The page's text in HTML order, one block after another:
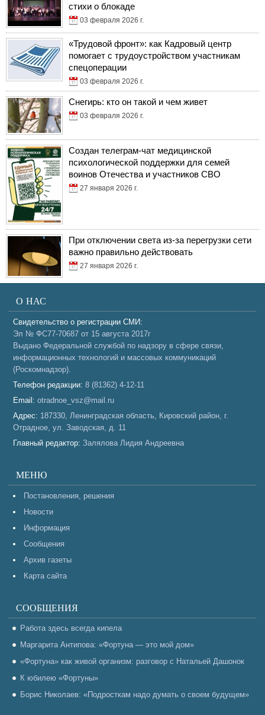
стихи о блокаде
03 февраля 2026 г.
«Трудовой фронт»: как Кадровый центр
помогает с трудоустройством участникам
спецоперации
03 февраля 2026 г.
Снегирь: кто он такой и чем живет
03 февраля 2026 г.
Создан телеграм-чат медицинской
психологической поддержки для семей
воинов Отечества и участников СВО
27 января 2026 г.
При отключении света из-за перегрузки сети
важно правильно действовать
27 января 2026 г.
О НАС
Свидетельство о регистрации СМИ:
Эл № ФС77-70687 от 15 августа 2017г
Выдано Федеральной службой по надзору в сфере связи,
информационных технологий и массовых коммуникаций
(Роскомнадзор).
Телефон редакции: 8 (81362) 4-12-11
Email: otradnoe_vsz@mail.ru
Адрес: 187330, Ленинградская область, Кировский район, г.
Отрадное, ул. Заводская, д. 11
Главный редактор: Залялова Лидия Андреевна
МЕНЮ
Постановления, решения
Новости
Информация
Сообщения
Архив газеты
Карта сайта
СООБЩЕНИЯ
Работа здесь всегда кипела
Маргарита Антипова: «Фортуна — это мой дом»
«Фортуна» как живой организм: разговор с Натальей Дашонок
К юбилею «Фортуны»
Борис Николаев: «Подросткам надо думать о своем будущем»